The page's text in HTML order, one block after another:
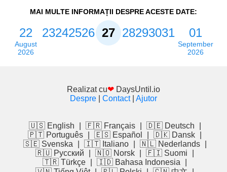
MAI MULTE INFORMAȚII DESPRE ACESTE DATE:
22
August
2026
232425262728293031 01
September
2026
Realizat cu❤ DaysUntil.io
Despre
Contact| Ajutor
🇺🇸 English 🇫🇷 Français 🇩🇪 Deutsch
🇵🇹 Português
🇪🇸 Español 🇩🇰 Dansk
🇸🇪 Svenska
🇮🇹 Italiano 🇳🇱 Nederlands
🇷🇺 Русский
🇳🇴 Norsk 🇫🇮 Suomi
🇹🇷 Türkçe
🇮🇩 Bahasa Indonesia